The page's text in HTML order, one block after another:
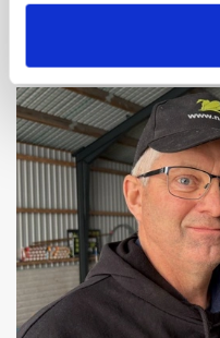
BUSINESS
Fra mark til mur: